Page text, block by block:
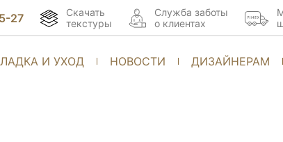
И УХОД НОВОСТИ ДИЗАЙНЕРАМ
27
Скачать
текстуры
Cлужба заботы
о клиентах